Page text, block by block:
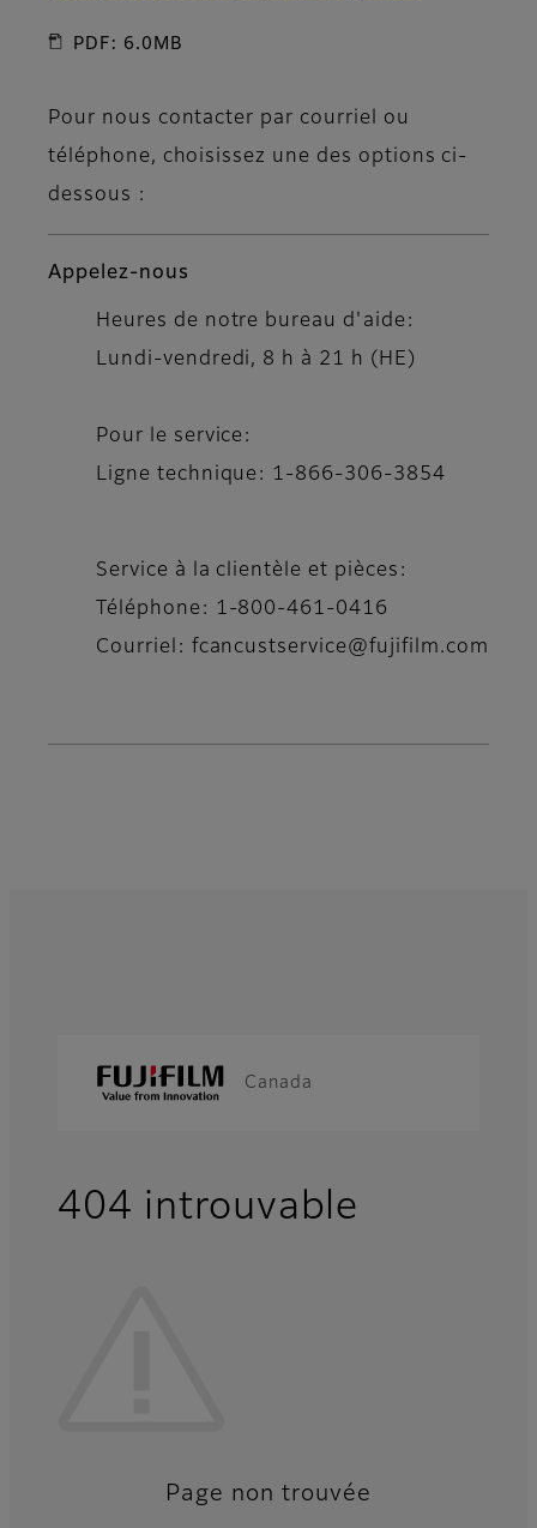
PDF: 6.0MB
Pour nous contacter par courriel ou
téléphone, choisissez une des options ci-
dessous :
Appelez-nous
Heures de notre bureau d'aide:
Lundi-vendredi, 8 h à 21 h (HE)
Pour le service:
Ligne technique: 1-866-306-3854
Service à la clientèle et pièces:
Téléphone: 1-800-461-0416
Courriel: fcancustservice@fujifilm.com
Canada
404 introuvable
Page non trouvée